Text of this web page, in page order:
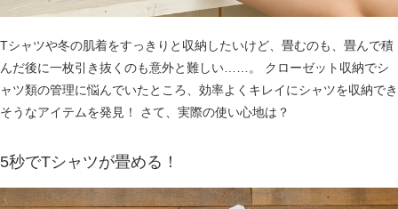
Tシャツや冬の肌着をすっきりと収納したいけど、畳むのも、畳んで積
んだ後に一枚引き抜くのも意外と難しい……。 クローゼット収納でシ
ャツ類の管理に悩んでいたところ、効率よくキレイにシャツを収納でき
そうなアイテムを発見！ さて、実際の使い心地は？
5秒でTシャツが畳める！